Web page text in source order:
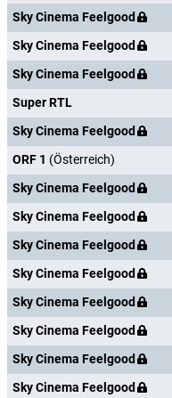
Sky Cinema Feelgood
Sky Cinema Feelgood
Sky Cinema Feelgood
Super RTL
Sky Cinema Feelgood
ORF 1 (Österreich)
Sky Cinema Feelgood
Sky Cinema Feelgood
Sky Cinema Feelgood
Sky Cinema Feelgood
Sky Cinema Feelgood
Sky Cinema Feelgood
Sky Cinema Feelgood
Sky Cinema Feelgood